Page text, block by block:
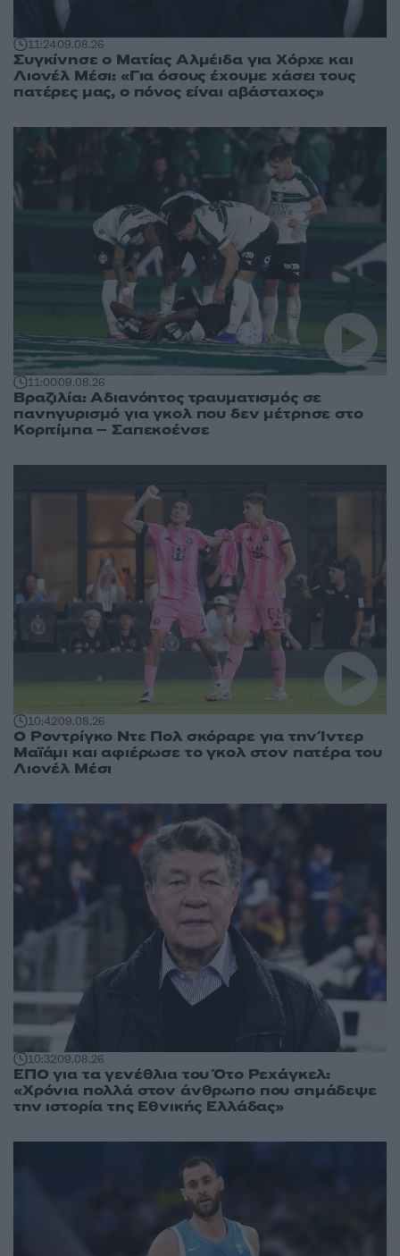
11:2409.08.26
Συγκίνησε ο Ματίας Αλμέιδα για Χόρχε και
Λιονέλ Μέσι: «Για όσους έχουμε χάσει τους
πατέρες μας, ο πόνος είναι αβάσταχος»
11:0009.08.26
Βραζιλία: Αδιανόητος τραυματισμός σε
πανηγυρισμό για γκολ που δεν μέτρησε στο
Κοριτίμπα – Σαπεκοένσε
10:4209.08.26
Ο Ροντρίγκο Ντε Πολ σκόραρε για την Ίντερ
Μαϊάμι και αφιέρωσε το γκολ στον πατέρα του
Λιονέλ Μέσι
10:3209.08.26
ΕΠΟ για τα γενέθλια του Ότο Ρεχάγκελ:
«Χρόνια πολλά στον άνθρωπο που σημάδεψε
την ιστορία της Εθνικής Ελλάδας»